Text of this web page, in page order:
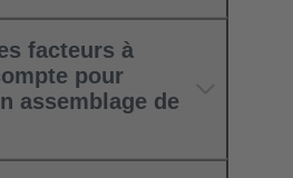
facteurs à
pour
assemblage de